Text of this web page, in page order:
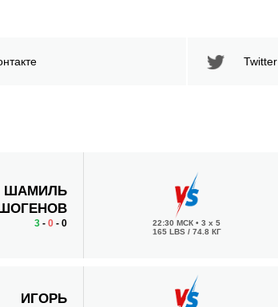
Twitter
ШАМИЛЬ
3- 0- 0 22:30 МСК• 3 x 5
165 LBS / 74.8 КГ
ИГОРЬ